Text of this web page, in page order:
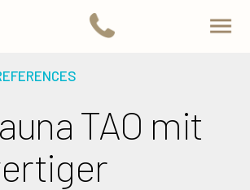
TAO mit